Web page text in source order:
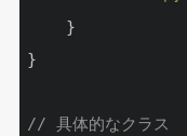
}
// 具体的なクラス